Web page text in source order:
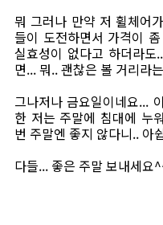
뭐 그러나 만약 저 휠체어
들이 도전하면서 가격이
실효성이 없다고 하더라
면... 뭐.. 괜찮은 볼 거리라
그나저나 금요일이네요...
한 저는 주말에 침대에 누
번 주말엔 좋지 않다니.. 아
다들... 좋은 주말 보내세요